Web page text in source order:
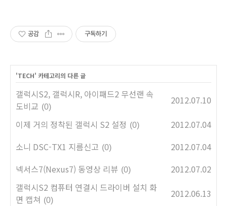
공감 구독하기
'TECH' 카테고리의 다른 글
갤럭시S2, 갤럭시R, 아이패드2 무선랜 속
도비교 (0)
2012.07.10
이제 거의 정착된 갤럭시 S2 설정 (0)
2012.07.04
소니 DSC-TX1 지름신고 (0)
2012.07.04
넥서스7(Nexus7) 동영상 리뷰 (0)
2012.07.02
갤럭시S2 컴퓨터 연결시 드라이버 설치 화
면 캡쳐 (0)
2012.06.13